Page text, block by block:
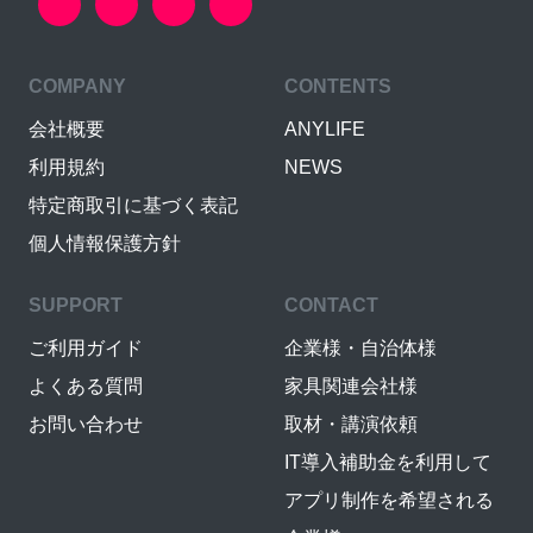
COMPANY
会社概要
利用規約
特定商取引に基づく表記
個人情報保護方針
CONTENTS
ANYLIFE
NEWS
SUPPORT
ご利用ガイド
よくある質問
お問い合わせ
CONTACT
企業様・自治体様
家具関連会社様
取材・講演依頼
IT導入補助金を利用して
アプリ制作を希望される